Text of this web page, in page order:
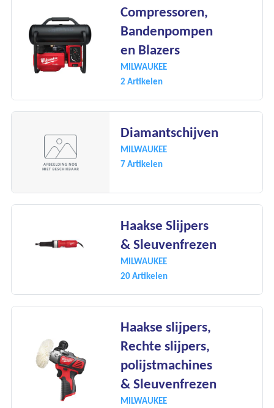
Compressoren,
Bandenpompen
en Blazers
MILWAUKEE
2 Artikelen
Diamantschijven
MILWAUKEE
7 Artikelen
Haakse Slijpers
& Sleuvenfrezen
MILWAUKEE
20 Artikelen
Haakse slijpers,
Rechte slijpers,
polijstmachines
& Sleuvenfrezen
MILWAUKEE